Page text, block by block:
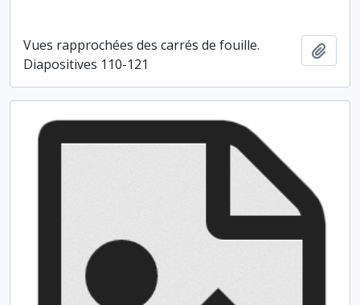
Vues rapprochées des carrés de fouille.
Diapositives 110-121